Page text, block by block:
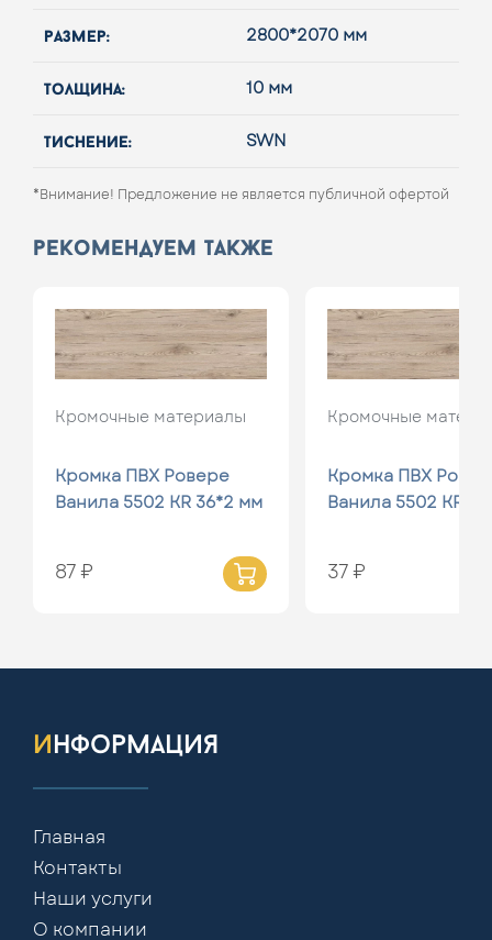
размер: 2800*2070 мм
толщина: 10 мм
тиснение: SWN
*Внимание! Предложение не является публичной офертой
рекомендуем также
Кромочные материалы
Кромка ПВХ Ровере
Ванила 5502 KR 36*2 мм
87 ₽
Кромочные
Кромка ПВХ
Ванила 5502 KR
37 ₽
информация
Главная
Контакты
Наши услуги
О компании